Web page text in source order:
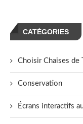
CATÉGORIES
Choisir Chaises
Conservation
Écrans interactifs